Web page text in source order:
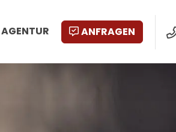
AGENTUR ANFRAGEN